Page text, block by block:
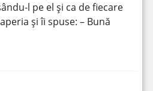
l pe el și ca de fiecare
și îi spuse: – Bună